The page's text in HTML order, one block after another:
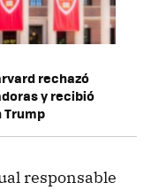
rechazó
y recibió
responsable